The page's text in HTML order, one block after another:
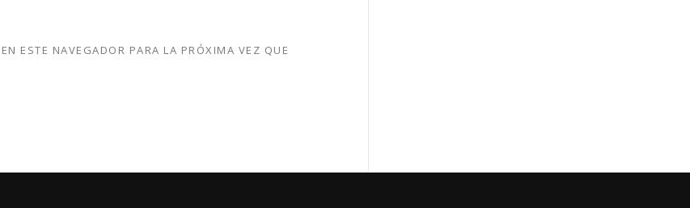
ESTE NAVEGADOR PARA LA PRÓXIMA VEZ QUE